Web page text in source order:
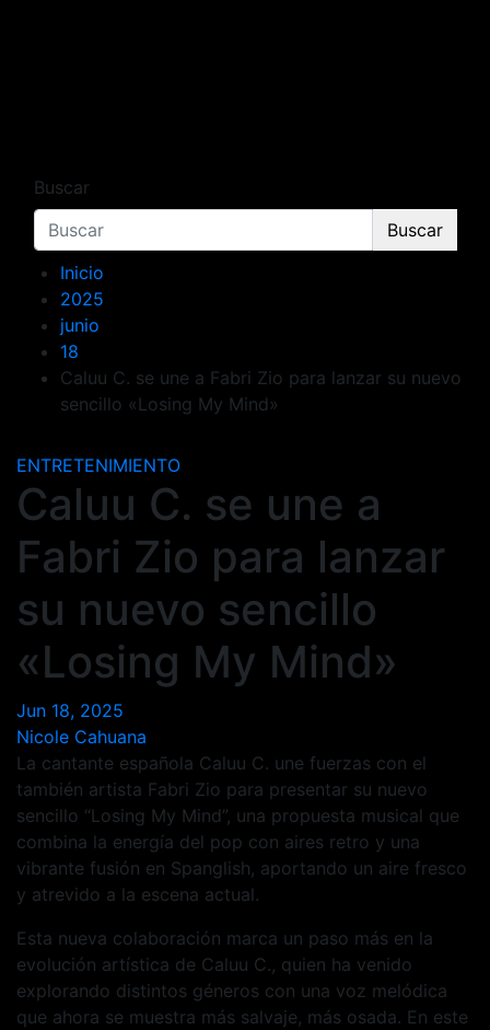
Buscar
Buscar
Inicio
2025
junio
18
Caluu C. se une a Fabri Zio para lanzar su nuevo
sencillo «Losing My Mind»
ENTRETENIMIENTO
Caluu C. se une a
Fabri Zio para lanzar
su nuevo sencillo
«Losing My Mind»
Jun 18, 2025
Nicole Cahuana
La cantante española Caluu C. une fuerzas con el
también artista Fabri Zio para presentar su nuevo
sencillo “Losing My Mind”, una propuesta musical que
combina la energía del pop con aires retro y una
vibrante fusión en Spanglish, aportando un aire fresco
y atrevido a la escena actual.
Esta nueva colaboración marca un paso más en la
evolución artística de Caluu C., quien ha venido
explorando distintos géneros con una voz melódica
que ahora se muestra más salvaje, más osada. En este